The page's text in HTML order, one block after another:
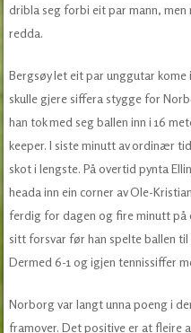
dribla seg forbi eit par mann,
redda.
Bergsøy let eit par unggutar
skulle gjere siffera stygge for
han tok med seg ballen inn i 16
keeper. I siste minutt av ordinær
skot i lengste. På overtid pynta
heada inn ein corner av Ole-
ferdig for dagen og fire minutt på
sitt forsvar før han spelte ballen
Dermed 6-1 og igjen tennissiffer
Norborg var langt unna poeng i
framover. Det positive er at fleire